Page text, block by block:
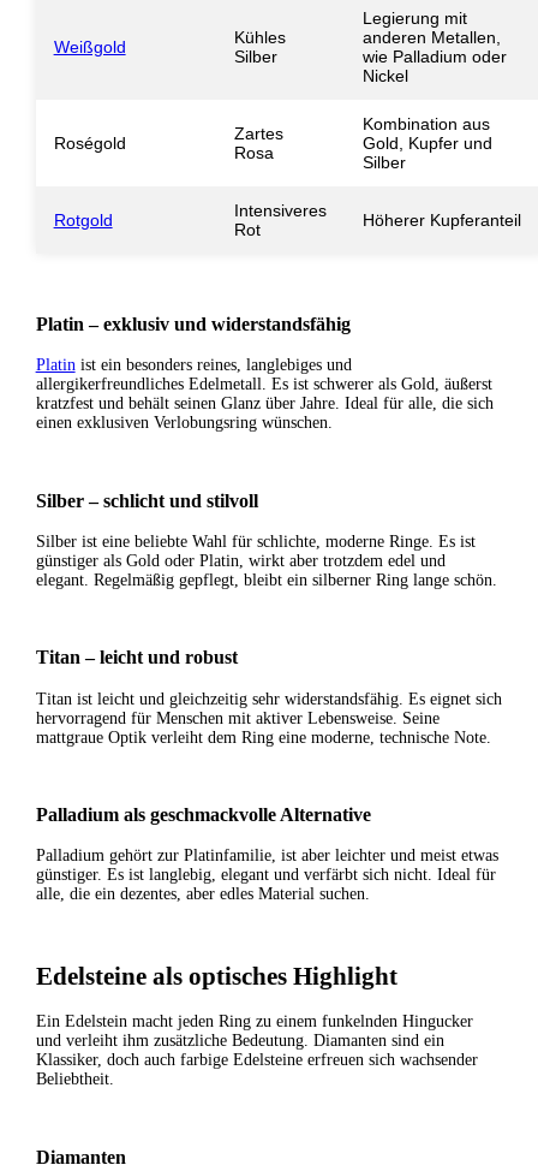
Weißgold
Kühles
Silber
Legierung mit
anderen Metallen,
wie Palladium oder
Nickel
Roségold
Zartes
Rosa
Kombination aus
Gold, Kupfer und
Silber
Rotgold
Intensiveres
Rot
Höherer Kupferanteil
Platin – exklusiv und widerstandsfähig
Platinist ein besonders reines, langlebiges und
allergikerfreundliches Edelmetall. Es ist schwerer als Gold, äußerst
kratzfest und behält seinen Glanz über Jahre. Ideal für alle, die sich
einen exklusiven Verlobungsring wünschen.
Silber – schlicht und stilvoll
Silber ist eine beliebte Wahl für schlichte, moderne Ringe. Es ist
günstiger als Gold oder Platin, wirkt aber trotzdem edel und
elegant. Regelmäßig gepflegt, bleibt ein silberner Ring lange schön.
Titan – leicht und robust
Titan ist leicht und gleichzeitig sehr widerstandsfähig. Es eignet sich
hervorragend für Menschen mit aktiver Lebensweise. Seine
mattgraue Optik verleiht dem Ring eine moderne, technische Note.
Palladium als geschmackvolle Alternative
Palladium gehört zur Platinfamilie, ist aber leichter und meist etwas
günstiger. Es ist langlebig, elegant und verfärbt sich nicht. Ideal für
alle, die ein dezentes, aber edles Material suchen.
Edelsteine als optisches Highlight
Ein Edelstein macht jeden Ring zu einem funkelnden Hingucker
und verleiht ihm zusätzliche Bedeutung. Diamanten sind ein
Klassiker, doch auch farbige Edelsteine erfreuen sich wachsender
Beliebtheit.
Diamanten